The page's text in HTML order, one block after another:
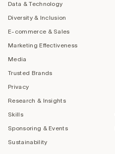
Data & Technology
Diversity & Inclusion
E-commerce & Sales
Marketing Effectiveness
Media
Trusted Brands
Privacy
Research & Insights
Skills
Sponsoring & Events
Sustainability